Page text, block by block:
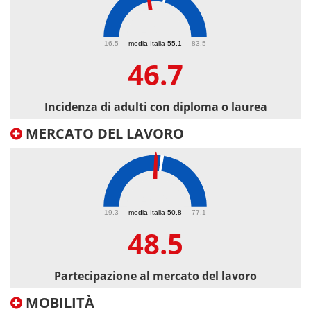
media Italia 55.1
16.5 83.5
46.7
Incidenza di adulti con diploma o laurea
MERCATO DEL LAVORO
media Italia 50.8
19.3 77.1
48.5
Partecipazione al mercato del lavoro
MOBILITÀ